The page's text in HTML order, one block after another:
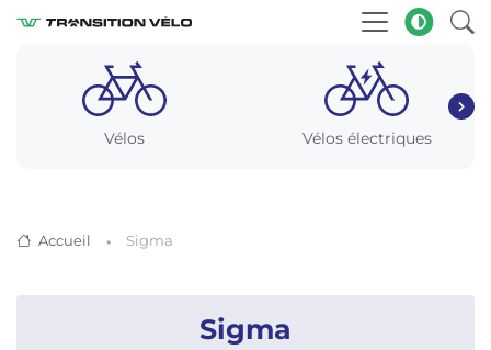
Vélos Vélos électriques
Accueil Sigma
Sigma